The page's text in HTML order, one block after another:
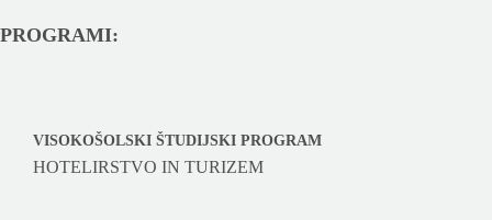
PROGRAMI:
VISOKOŠOLSKI ŠTUDIJSKI PROGRAM
HOTELIRSTVO IN TURIZEM